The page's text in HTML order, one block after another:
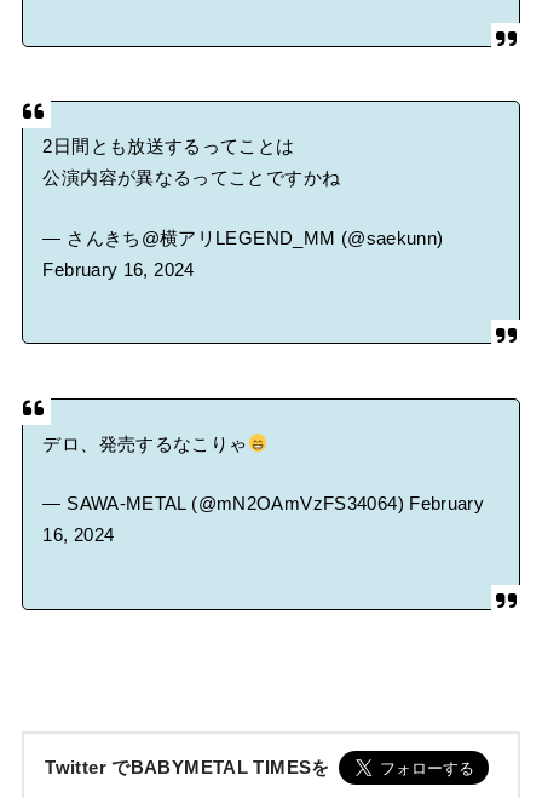
2日間とも放送するってことは
公演内容が異なるってことですかね
— さんきち@横アリLEGEND_MM (@saekunn)
February 16, 2024
デロ、発売するなこりゃ
— SAWA-METAL (@mN2OAmVzFS34064) February
16, 2024
Twitter でBABYMETAL TIMESを